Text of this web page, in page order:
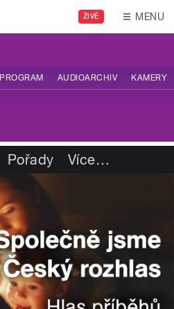
ŽIVĚ MENU
PROGRAM AUDIOARCHIV KAMERY
Pořady Více…